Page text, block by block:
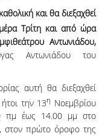
και θα διεξαχθεί
Τρίτη και από ώρα
Αντωνιάδου,
Αντωνιάδου του
αυτή θα διεξαχθεί
την 13η Νοεμβρίου
πμ έως 14.00 μμ στο
στον πρώτο όροφο της